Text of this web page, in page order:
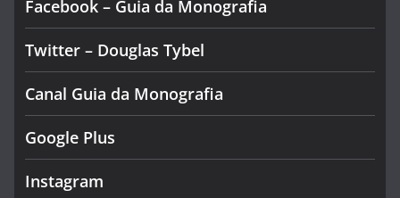
Facebook – Guia da Monografia
Twitter – Douglas Tybel
Canal Guia da Monografia
Google Plus
Instagram